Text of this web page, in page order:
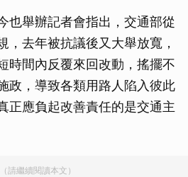
也舉辦記者會指出，交通部從
，去年被抗議後又大舉放寬，
時間內反覆來回改動，搖擺不
政，導致各類用路人陷入彼此
正應負起改善責任的是交通主
請繼續閱讀本文）